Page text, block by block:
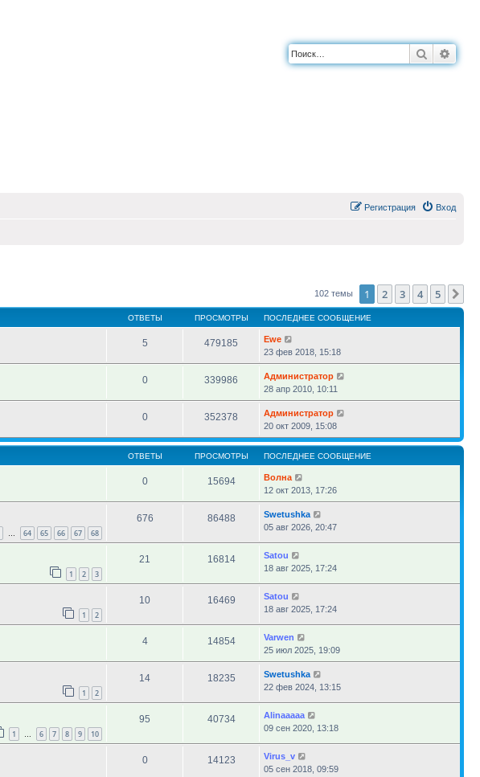
Поиск
Вход
Регистрация
102 темы 1 2 3 4 5
ОТВЕТЫ ПРОСМОТРЫ ПОСЛЕДНЕЕ СООБЩЕНИЕ
5 479185
Ewe
23 фев 2018, 15:18
0 339986
Администратор
28 апр 2010, 10:11
0 352378
Администратор
20 окт 2009, 15:08
ОТВЕТЫ ПРОСМОТРЫ ПОСЛЕДНЕЕ СООБЩЕНИЕ
0 15694
Волна
12 окт 2013, 17:26
… 64 65 66 67 68
676 86488
Swetushka
05 авг 2026, 20:47
1 2 3
21 16814
Satou
18 авг 2025, 17:24
1 2
10 16469
Satou
18 авг 2025, 17:24
4 14854
Varwen
25 июл 2025, 19:09
1 2
14 18235
Swetushka
22 фев 2024, 13:15
1 … 6 7 8 9 10
95 40734
Alinaaaaa
09 сен 2020, 13:18
0 14123
Virus_v
05 сен 2018, 09:59